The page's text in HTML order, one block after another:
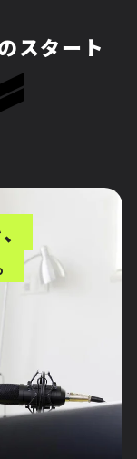
スタート